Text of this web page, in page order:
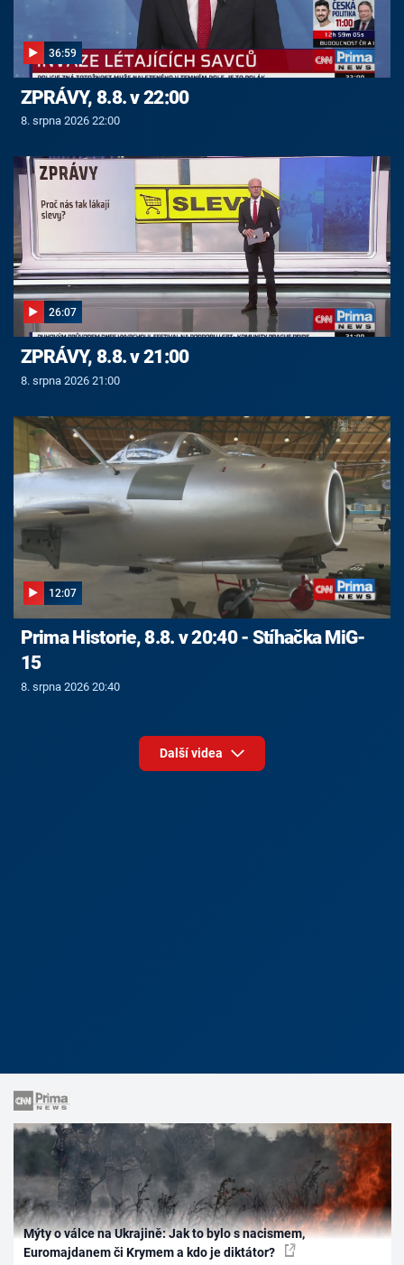
36:59
ZPRÁVY, 8.8. v 22:00
8. srpna 2026 22:00
26:07
ZPRÁVY, 8.8. v 21:00
8. srpna 2026 21:00
12:07
Prima Historie, 8.8. v 20:40 - Stíhačka MiG-
15
8. srpna 2026 20:40
Další videa
Mýty o válce na Ukrajině: Jak to bylo s nacismem,
Euromajdanem či Krymem a kdo je diktátor?